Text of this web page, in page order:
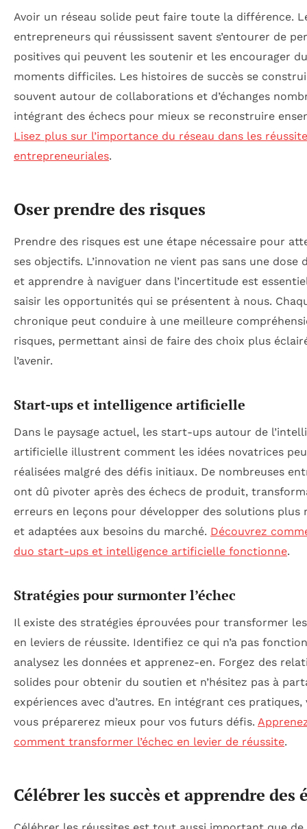
Avoir un réseau solide peut faire toute la différence.
entrepreneurs qui réussissent savent s’entourer de
positives qui peuvent les soutenir et les encourager
moments difficiles. Les histoires de succès se
souvent autour de collaborations et d’échanges
intégrant des échecs pour mieux se reconstruire
Lisez plus sur l’importance du réseau dans les
entrepreneuriales.
Oser prendre des risques
Prendre des risques est une étape nécessaire pour
ses objectifs. L’innovation ne vient pas sans une dose
et apprendre à naviguer dans l’incertitude est
saisir les opportunités qui se présentent à nous.
chronique peut conduire à une meilleure
risques, permettant ainsi de faire des choix plus
l’avenir.
Start-ups et intelligence artificielle
Dans le paysage actuel, les start-ups autour de
artificielle illustrent comment les idées novatrices
réalisées malgré des défis initiaux. De nombreuses
ont dû pivoter après des échecs de produit,
erreurs en leçons pour développer des solutions plus
et adaptées aux besoins du marché. Découvrez
duo start-ups et intelligence artificielle fonctionne.
Stratégies pour surmonter l’échec
Il existe des stratégies éprouvées pour transformer
en leviers de réussite. Identifiez ce qui n’a pas
analysez les données et apprenez-en. Forgez des
solides pour obtenir du soutien et n’hésitez pas à
expériences avec d’autres. En intégrant ces pratiques,
vous préparerez mieux pour vos futurs défis.
comment transformer l’échec en levier de réussite.
Célébrer les succès et apprendre des